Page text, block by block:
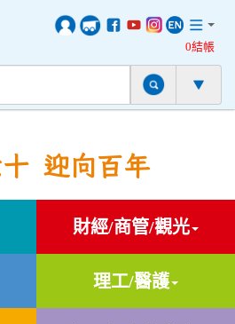
0結帳
迎向百年
財經/商管/觀光
理工/醫護